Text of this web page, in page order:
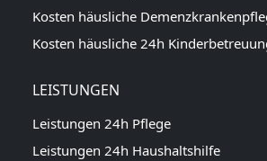
Kosten häusliche
Kosten häusliche 24h
LEISTUNGEN
Leistungen 24h Pflege
Leistungen 24h Haushaltshilfe